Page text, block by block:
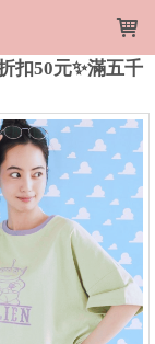
深藍76
上衣(2)